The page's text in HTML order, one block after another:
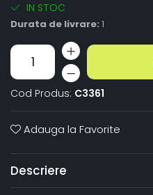
IN STOC
Durata de livrare: 1
Cod Produs: C3361
Adauga la Favorite
Descriere